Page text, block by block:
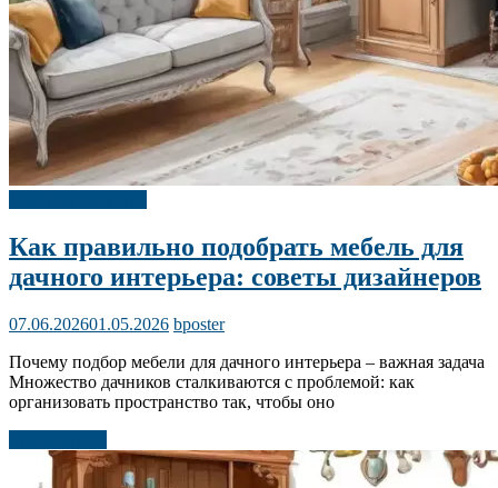
Как правильно подобрать мебель для
дачного интерьера: советы дизайнеров
07.06.202601.05.2026 bposter
Почему подбор мебели для дачного интерьера – важная задача
Множество дачников сталкиваются с проблемой: как
организовать пространство так, чтобы оно